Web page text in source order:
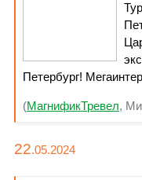
Петербург!
Отель 4*, Завтраки -
в удобно
(МагнификТревел,
22.05.2024